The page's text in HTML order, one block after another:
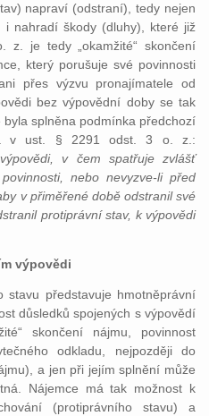
napraví (odstraní), tedy nejen
nahradí škody (dluhy), které již
z. je tedy „okamžité“ skončení
který porušuje své povinnosti
přes výzvu pronajímatele od
bez výpovědní doby se tak
splněna podmínka předchozí
v ust. § 2291 odst. 3 o. z.:
v čem spatřuje zvlášť
nebo nevyzve-li před
v přiměřené době odstranil své
protiprávní stav, k výpovědi
výpovědi
stavu představuje hmotněprávní
důsledků spojených s výpovědí
skončení nájmu, povinnost
odkladu, nejpozději do
a jen při jejím splnění může
Nájemce má tak možnost k
(protiprávního stavu) a